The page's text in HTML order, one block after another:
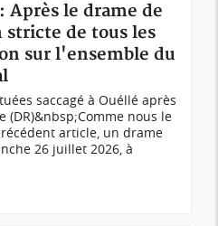
Après le drame de
de tous les
sur l'ensemble du
saccagé à Ouéllé après
(DR)&nbsp;Comme nous le
article, un drame
26 juillet 2026, à